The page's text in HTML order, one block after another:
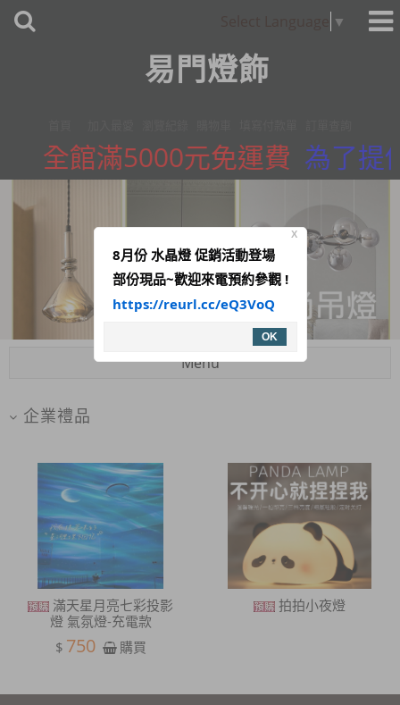
▼
易門燈飾
全館滿5000元免運費 為了提
Menu
企業禮品
滿天星月亮七彩投影
燈 氣氛燈-充電款
$ 750 購買
拍拍小夜燈
X
8月份 水晶燈 促銷活動登場
部份現品~歡迎來電預約參觀 !
https://reurl.cc/eQ3VoQ
OK